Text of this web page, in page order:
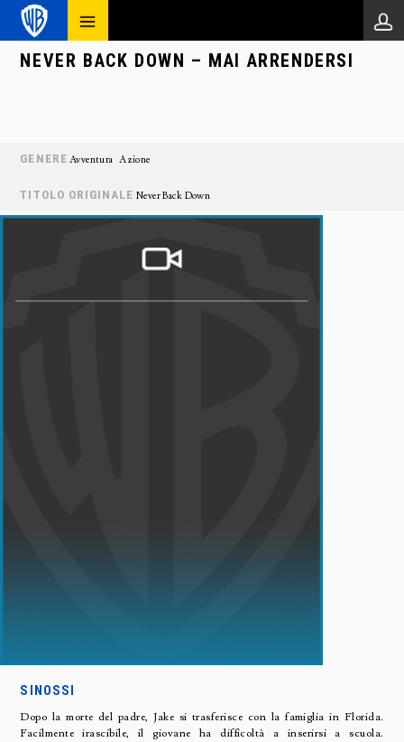
NEVER BACK DOWN – MAI ARRENDERSI
GENERE Avventura Azione
TITOLO ORIGINALE Never Back Down
SINOSSI
Dopo la morte del padre, Jake si trasferisce con la famiglia in Florida.
Facilmente irascibile, il giovane ha difficoltà a inserirsi a scuola.